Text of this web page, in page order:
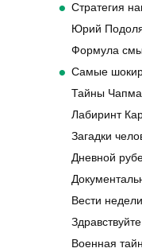
Стратегия
Юрий
Формула
Самые
Тайны
Лабиринт
Загадки
Дневной
Вести недели
Военная